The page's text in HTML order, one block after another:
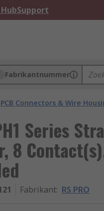
Support
Fabrikantnummer
PCB Connectors & Wire
Series
8
Fabrikant: RS PRO